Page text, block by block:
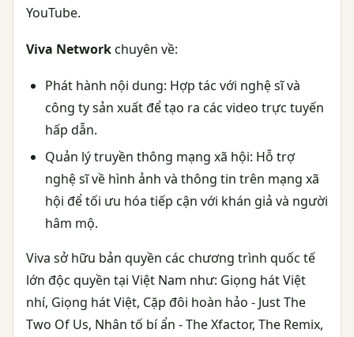
YouTube.
Viva Networkchuyên về:
Phát hành nội dung: Hợp tác với nghệ sĩ và
công ty sản xuất để tạo ra các video trực tuyến
hấp dẫn.
Quản lý truyền thông mạng xã hội: Hỗ trợ
nghệ sĩ về hình ảnh và thông tin trên mạng xã
hội để tối ưu hóa tiếp cận với khán giả và người
hâm mộ.
Viva sở hữu bản quyền các chương trình quốc tế
lớn độc quyền tại Việt Nam như: Giọng hát Việt
nhí, Giọng hát Việt, Cặp đôi hoàn hảo - Just The
Two Of Us, Nhân tố bí ẩn - The Xfactor, The Remix,